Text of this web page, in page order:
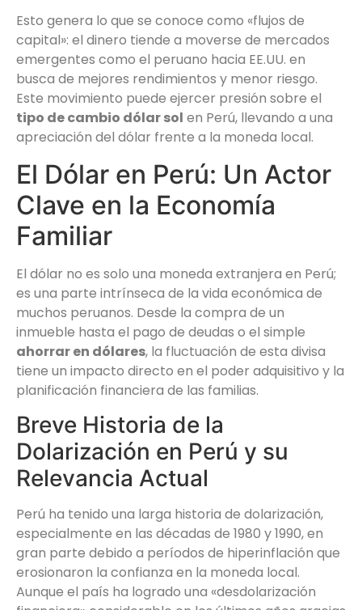
Esto genera lo que se conoce como «flujos de
capital»: el dinero tiende a moverse de mercados
emergentes como el peruano hacia EE.UU. en
busca de mejores rendimientos y menor riesgo.
Este movimiento puede ejercer presión sobre el
tipo de cambio dólar sol en Perú, llevando a una
apreciación del dólar frente a la moneda local.
El Dólar en Perú: Un Actor
Clave en la Economía
Familiar
El dólar no es solo una moneda extranjera en Perú;
es una parte intrínseca de la vida económica de
muchos peruanos. Desde la compra de un
inmueble hasta el pago de deudas o el simple
ahorrar en dólares, la fluctuación de esta divisa
tiene un impacto directo en el poder adquisitivo y la
planificación financiera de las familias.
Breve Historia de la
Dolarización en Perú y su
Relevancia Actual
Perú ha tenido una larga historia de dolarización,
especialmente en las décadas de 1980 y 1990, en
gran parte debido a períodos de hiperinflación que
erosionaron la confianza en la moneda local.
Aunque el país ha logrado una «desdolarización